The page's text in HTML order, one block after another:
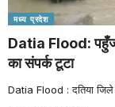
मध्य प्रदेश
Datia Flood: पहुँज
का संपर्क टूटा
Datia Flood : दतिया जिले